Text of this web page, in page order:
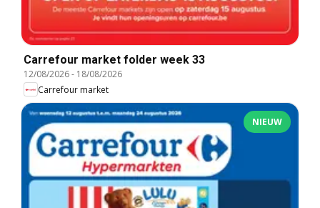
Carrefour market folder week 33
12/08/2026- 18/08/2026
Carrefour market
NIEUW